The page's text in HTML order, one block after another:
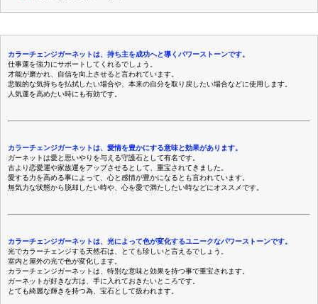
カラーチェンジガーネットは、持ち主を成功へと導くパワーストーンです。
仕事運を強力にサポートしてくれるでしょう。
才能が磨かれ、自信を向上させると言われています。
悲観的な気持ちを払拭したい場合や、本来の自分を取り戻したい場合などに使用します。
人気運を高めたい時にも有効です。
カラーチェンジガーネットは、愛情を豊かにする意味と効果があります。
ガーネットは愛と思いやりを与える守護石として有名です。
古より恋愛運や家族運をアップさせるとして、重宝されてきました。
愛する力を高める事によって、心と感情が豊かになるとも言われています。
無気力な状態から脱却したい時や、心を愛で満たしたい時などにオススメです。
カラーチェンジガーネットは、光によって色が変化するユニークなパワーストーンです。
光でカラーチェンジする天然石は、とても珍しいと言えるでしょう。
室内と屋外の光で色が変化します。
カラーチェンジガーネットは、特別な意味と効果を持つ事で重宝されます。
ガーネットが好きな方は、手に入れておきたいところです。
とても綺麗な輝きを持つ為、宝石として扱われます。